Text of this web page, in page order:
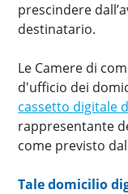
prescindere
destinatario.
Le Camere di
d'ufficio dei
cassetto digitale
rappresentante
come previsto
Tale domicilio